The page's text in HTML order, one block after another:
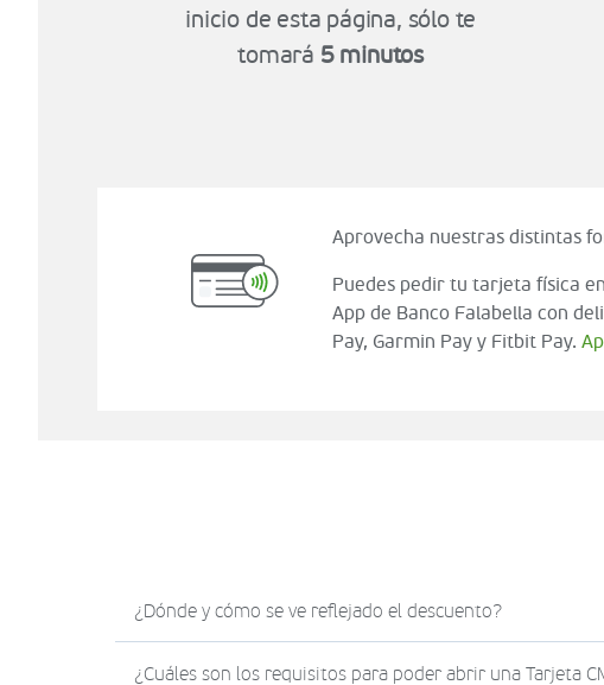
inicio de esta página, sólo te
tomará 5 minutos
Aprovecha nuestras distintas
Puedes pedir tu tarjeta física
App de Banco Falabella con
Pay, Garmin Pay y Fitbit Pay.
¿Dónde y cómo se ve reflejado el descuento?
¿Cuáles son los requisitos para poder abrir una Tarjeta